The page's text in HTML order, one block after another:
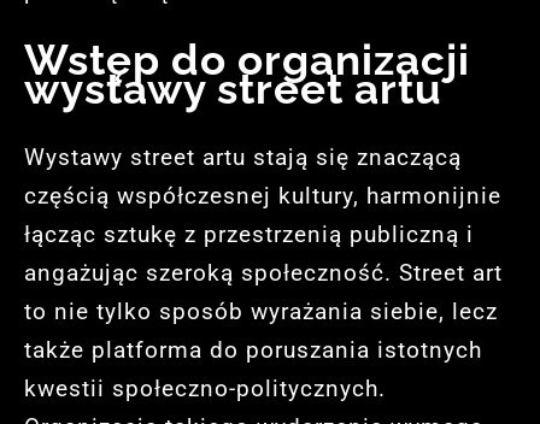
Wstęp do organizacji
wystawy street artu
Wystawy street artu stają się znaczącą
częścią współczesnej kultury, harmonijnie
łącząc sztukę z przestrzenią publiczną i
angażując szeroką społeczność. Street art
to nie tylko sposób wyrażania siebie, lecz
także platforma do poruszania istotnych
kwestii społeczno-politycznych.